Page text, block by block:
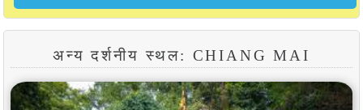
अन्य दर्शनीय स्थल: CHIANG MAI